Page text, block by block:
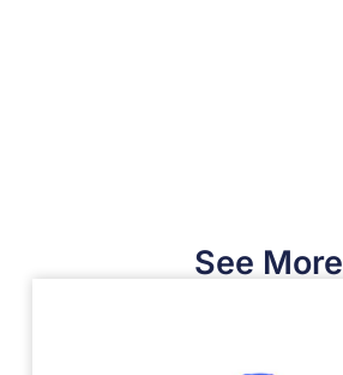
See More​